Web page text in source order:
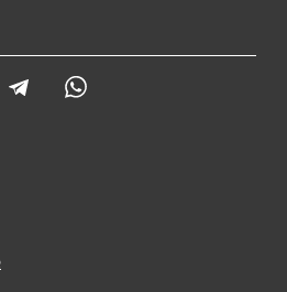
Telegram